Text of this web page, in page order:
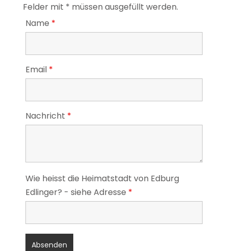
Felder mit * müssen ausgefüllt werden.
Name *
Email *
Nachricht *
Wie heisst die Heimatstadt von Edburg
Edlinger? - siehe Adresse *